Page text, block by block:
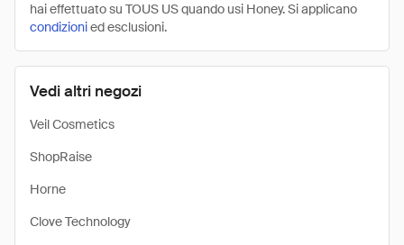
Vedi altri negozi
Veil Cosmetics
ShopRaise
Horne
Clove Technology
hai effettuato su TOUS US quando usi Honey. Si applicano
condizionied esclusioni.